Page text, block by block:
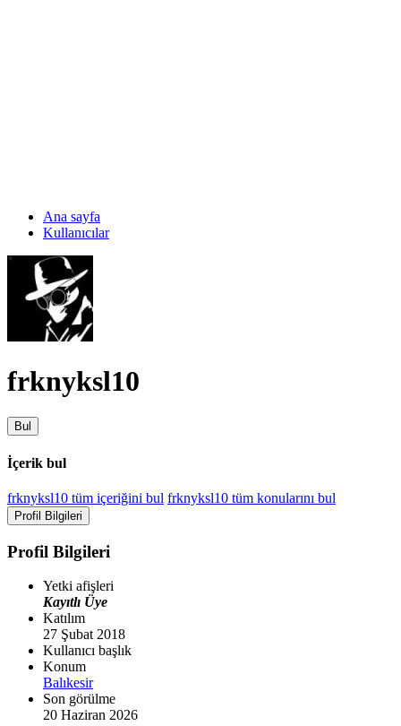
Ana sayfa
Kullanıcılar
frknyksl10
Bul
İçerik bul
frknyksl10 tüm içeriğini bul frknyksl10 tüm konularını bul
Profil Bilgileri
Profil Bilgileri
Yetki afişleri
Kayıtlı Üye
Katılım
27 Şubat 2018
Kullanıcı başlık
Konum
Balıkesir
Son görülme
20 Haziran 2026